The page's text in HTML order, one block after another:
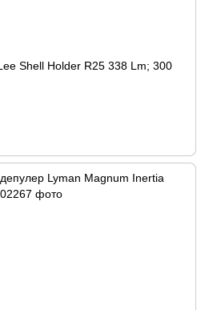
Shell Holder R25 338 Lm; 300